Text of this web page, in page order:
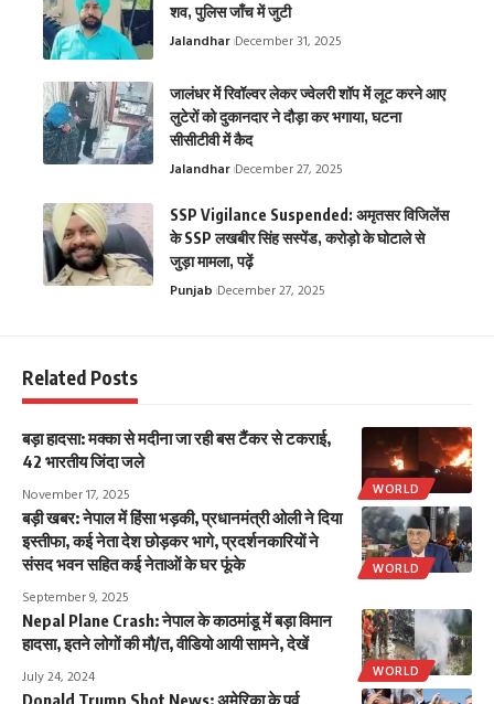
शव, पुलिस जाँच में जुटी
Jalandhar December 31, 2025
जालंधर में रिवॉल्वर लेकर ज्वेलरी शॉप में लूट करने आए
लुटेरों को दुकानदार ने दौड़ा कर भगाया, घटना
सीसीटीवी में कैद
Jalandhar December 27, 2025
SSP Vigilance Suspended: अमृतसर विजिलेंस
के SSP लखबीर सिंह सस्पेंड, करोड़ो के घोटाले से
जुड़ा मामला, पढ़ें
Punjab December 27, 2025
Related Posts
WORLD
बड़ा हादसा: मक्का से मदीना जा रही बस टैंकर से टकराई,
42 भारतीय जिंदा जले
November 17, 2025
WORLD
बड़ी खबर: नेपाल में हिंसा भड़की, प्रधानमंत्री ओली ने दिया
इस्तीफा, कई नेता देश छोड़कर भागे, प्रदर्शनकारियों ने
संसद भवन सहित कई नेताओं के घर फूंके
September 9, 2025
WORLD
Nepal Plane Crash: नेपाल के काठमांडू में बड़ा विमान
हादसा, इतने लोगों की मौ/त, वीडियो आयी सामने, देखें
July 24, 2024
Donald Trump Shot News: अमेरिका के पूर्व